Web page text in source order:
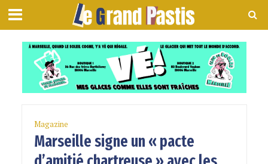
Magazine
Marseille signe un « pacte